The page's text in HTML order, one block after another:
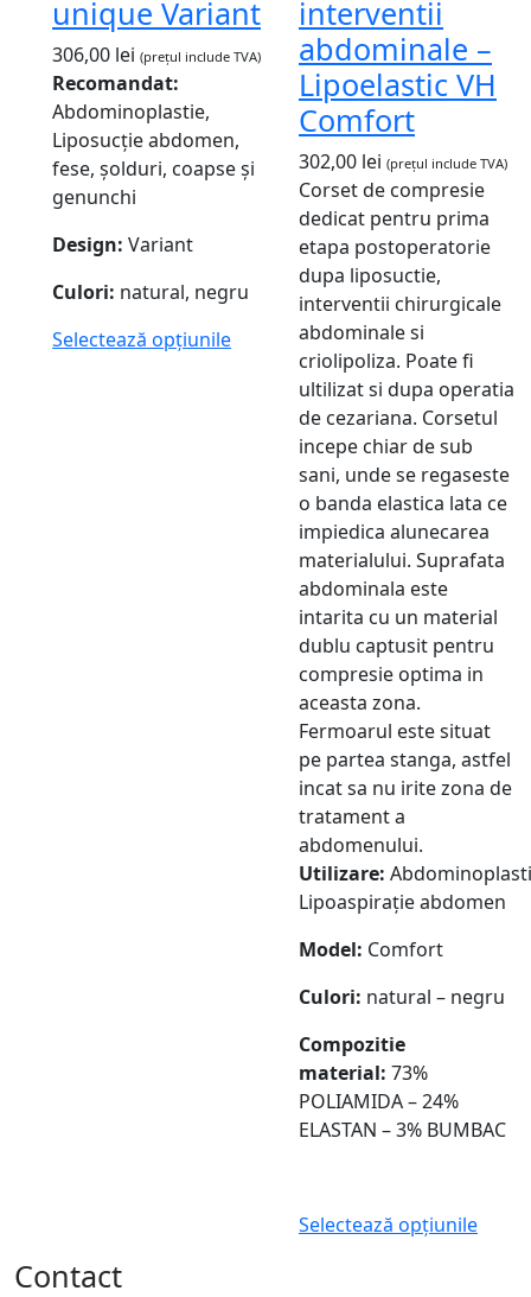
unique Variant
306,00 lei (prețul include TVA)
Recomandat:
Abdominoplastie,
Liposucție abdomen,
fese, șolduri, coapse și
genunchi
Design: Variant
Culori: natural, negru
Selectează opțiunile
interventii
abdominale –
Lipoelastic VH
Comfort
302,00 lei (prețul include TVA)
Corset de compresie
dedicat pentru prima
etapa postoperatorie
dupa liposuctie,
interventii chirurgicale
abdominale si
criolipoliza. Poate fi
ultilizat si dupa operatia
de cezariana. Corsetul
incepe chiar de sub
sani, unde se regaseste
o banda elastica lata ce
impiedica alunecarea
materialului. Suprafata
abdominala este
intarita cu un material
dublu captusit pentru
compresie optima in
aceasta zona.
Fermoarul este situat
pe partea stanga, astfel
incat sa nu irite zona de
tratament a
abdomenului.
Utilizare:
Lipoaspirație abdomen
Model: Comfort
Culori: natural – negru
Compozitie
material: 73%
POLIAMIDA – 24%
ELASTAN – 3% BUMBAC
Selectează opțiunile
Contact